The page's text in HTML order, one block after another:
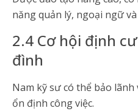
năng quản lý, ngoại ngữ
2.4 Cơ hội định
đình
Nam kỹ sư có thể bảo
ổn định công việc.